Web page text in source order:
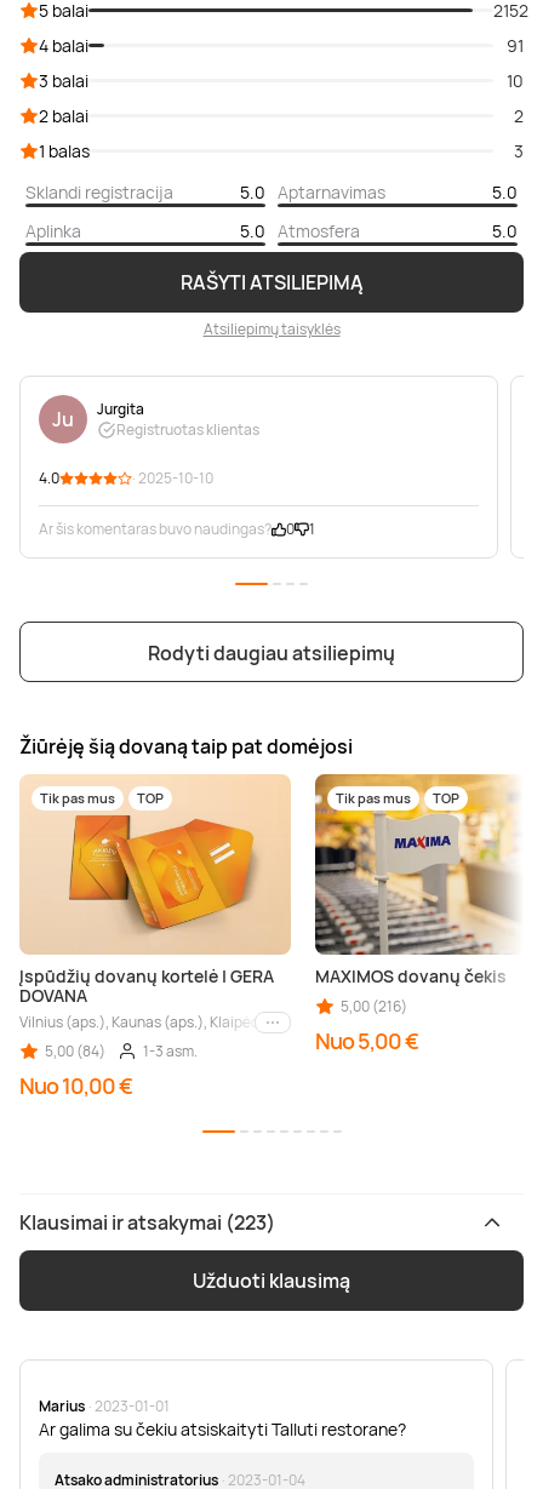
RAŠYTI ATSILIEPIMĄ
Atsiliepimų taisyklės
5 balai
2152
4 balai
91
3 balai
10
2 balai
2
1 balas
3
Sklandi registracija
5.0 Aptarnavimas
5.0
Aplinka
5.0 Atmosfera 5.0
Ju
Jurgita
Registruotas klientas
4.0 · 2025-10-10
Ar šis komentaras buvo naudingas? 0 1
Rodyti daugiau atsiliepimų
Žiūrėję šią dovaną taip pat domėjosi
Tik pas mus TOP
Įspūdžių dovanų kortelė | GERA
DOVANA
Vilnius (aps.), Kaunas (aps.), Klaipėda (aps.), Palanga (aps.), Nida (aps.),
Kiti miestai
5,00 (84)
1-3 asm.
Nuo 10,00 €
Tik pas mus TOP
MAXIMOS dovanų čekis
5,00 (216)
Nuo 5,00 €
Klausimai ir atsakymai (223)
Užduoti klausimą
Marius · 2023-01-01
Ar galima su čekiu atsiskaityti Talluti restorane?
Atsako administratorius · 2023-01-04